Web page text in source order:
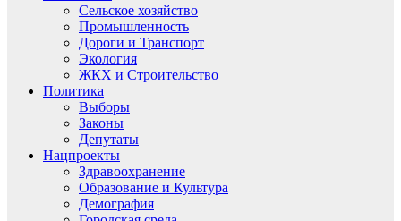
Сельское хозяйство
Промышленность
Дороги и Транспорт
Экология
ЖКХ и Строительство
Политика
Выборы
Законы
Депутаты
Нацпроекты
Здравоохранение
Образование и Культура
Демография